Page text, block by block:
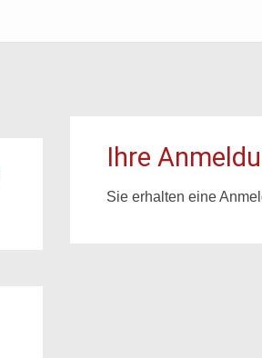
Ihre
Sie erhalten eine